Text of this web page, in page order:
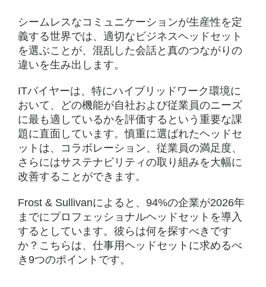
す
べ
き
つ
の
ポ
イ
ン
ト
シームレスなコミュニケーションが生産性を定
義する世界では、適切なビジネスヘッドセット
を選ぶことが、混乱した会話と真のつながりの
違いを生み出します。
ITバイヤーは、特にハイブリッドワーク環境に
おいて、どの機能が自社および従業員のニーズ
に最も適しているかを評価するという重要な課
題に直面しています。慎重に選ばれたヘッドセ
ットは、コラボレーション、従業員の満足度、
さらにはサステナビリティの取り組みを大幅に
改善することができます。
Frost & Sullivanによると、94%の企業が2026年
までにプロフェッショナルヘッドセットを導入
するとしています。彼らは何を探すべきです
か？こちらは、仕事用ヘッドセットに求めるべ
き9つのポイントです。